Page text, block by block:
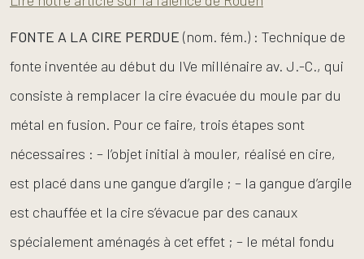
FONTE A LA CIRE PERDUE (nom. fém.) : Technique de
fonte inventée au début du IVe millénaire av. J.-C., qui
consiste à remplacer la cire évacuée du moule par du
métal en fusion. Pour ce faire, trois étapes sont
nécessaires : – l’objet initial à mouler, réalisé en cire,
est placé dans une gangue d’argile ; – la gangue d’argile
est chauffée et la cire s’évacue par des canaux
spécialement aménagés à cet effet ; – le métal fondu